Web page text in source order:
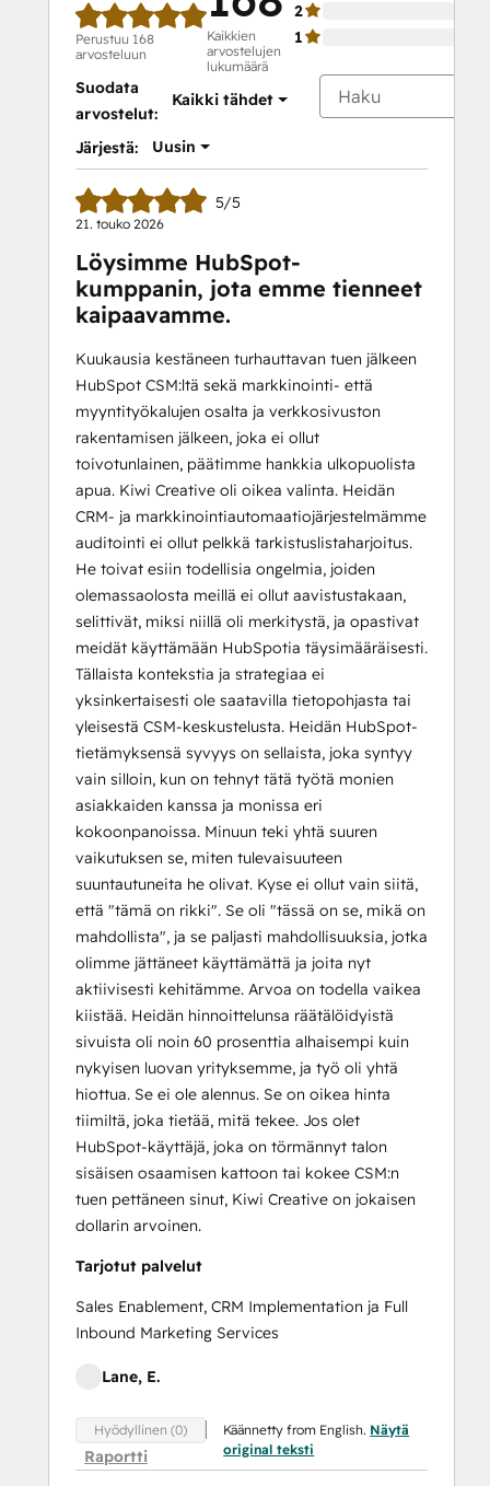
Based
Platform Consulting
Revenue Operations
Software
Solutions
Super Admin
Bootcamp
Perustuu 168
arvosteluun
Kaikkien
arvostelujen
lukumäärä
2
1
Suodata
arvostelut:
Kaikki tähdet
Järjestä: Uusin
5/5
21. touko 2026
Löysimme HubSpot-
kumppanin, jota emme tienneet
kaipaavamme.
Kuukausia kestäneen turhauttavan tuen jälkeen
HubSpot CSM:ltä sekä markkinointi- että
myyntityökalujen osalta ja verkkosivuston
rakentamisen jälkeen, joka ei ollut
toivotunlainen, päätimme hankkia ulkopuolista
apua. Kiwi Creative oli oikea valinta. Heidän
CRM- ja markkinointiautomaatiojärjestelmämme
auditointi ei ollut pelkkä tarkistuslistaharjoitus.
He toivat esiin todellisia ongelmia, joiden
olemassaolosta meillä ei ollut aavistustakaan,
selittivät, miksi niillä oli merkitystä, ja opastivat
meidät käyttämään HubSpotia täysimääräisesti.
Tällaista kontekstia ja strategiaa ei
yksinkertaisesti ole saatavilla tietopohjasta tai
yleisestä CSM-keskustelusta. Heidän HubSpot-
tietämyksensä syvyys on sellaista, joka syntyy
vain silloin, kun on tehnyt tätä työtä monien
asiakkaiden kanssa ja monissa eri
kokoonpanoissa. Minuun teki yhtä suuren
vaikutuksen se, miten tulevaisuuteen
suuntautuneita he olivat. Kyse ei ollut vain siitä,
että "tämä on rikki". Se oli "tässä on se, mikä on
mahdollista", ja se paljasti mahdollisuuksia, jotka
olimme jättäneet käyttämättä ja joita nyt
aktiivisesti kehitämme. Arvoa on todella vaikea
kiistää. Heidän hinnoittelunsa räätälöidyistä
sivuista oli noin 60 prosenttia alhaisempi kuin
nykyisen luovan yrityksemme, ja työ oli yhtä
hiottua. Se ei ole alennus. Se on oikea hinta
tiimiltä, joka tietää, mitä tekee. Jos olet
HubSpot-käyttäjä, joka on törmännyt talon
sisäisen osaamisen kattoon tai kokee CSM:n
tuen pettäneen sinut, Kiwi Creative on jokaisen
dollarin arvoinen.
Tarjotut palvelut
Sales Enablement, CRM Implementation ja Full
Inbound Marketing Services
Lane, E.
Hyödyllinen (0)
Raportti
Käännetty from English. Näytä
original teksti